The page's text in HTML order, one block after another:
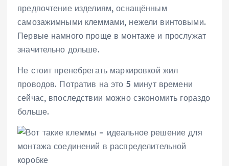
предпочтение изделиям, оснащённым
самозажимными клеммами, нежели винтовыми.
Первые намного проще в монтаже и прослужат
значительно дольше.
Не стоит пренебрегать маркировкой жил
проводов. Потратив на это 5 минут времени
сейчас, впоследствии можно сэкономить гораздо
больше.